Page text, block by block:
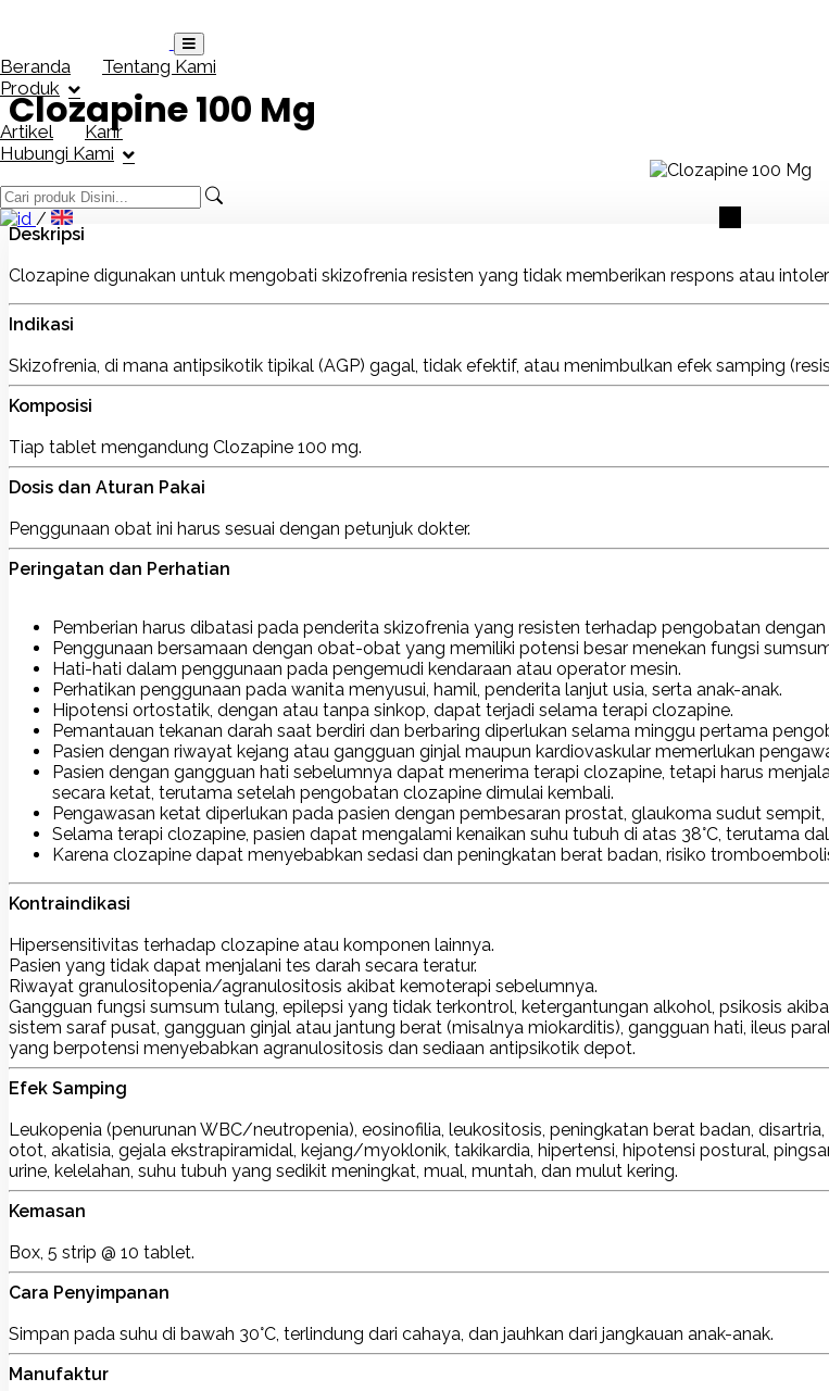
Beranda
Tentang Kami
Produk
Artikel
Karir
Hubungi Kami
/
Clozapine 100 Mg
Deskripsi
Clozapine digunakan untuk mengobati skizofrenia resisten yang tidak memberikan respons atau
Indikasi
Skizofrenia, di mana antipsikotik tipikal (AGP) gagal, tidak efektif, atau menimbulkan efek samping
Komposisi
Tiap tablet mengandung Clozapine 100 mg.
Dosis dan Aturan Pakai
Penggunaan obat ini harus sesuai dengan petunjuk dokter.
Peringatan dan Perhatian
Pemberian harus dibatasi pada penderita skizofrenia yang resisten terhadap pengobatan
Penggunaan bersamaan dengan obat-obat yang memiliki potensi besar menekan fungsi
Hati-hati dalam penggunaan pada pengemudi kendaraan atau operator mesin.
Perhatikan penggunaan pada wanita menyusui, hamil, penderita lanjut usia, serta anak-anak.
Hipotensi ortostatik, dengan atau tanpa sinkop, dapat terjadi selama terapi clozapine.
Pemantauan tekanan darah saat berdiri dan berbaring diperlukan selama minggu pertama
Pasien dengan riwayat kejang atau gangguan ginjal maupun kardiovaskular memerlukan
Pasien dengan gangguan hati sebelumnya dapat menerima terapi clozapine, tetapi harus
secara ketat, terutama setelah pengobatan clozapine dimulai kembali.
Pengawasan ketat diperlukan pada pasien dengan pembesaran prostat, glaukoma sudut sempit,
Selama terapi clozapine, pasien dapat mengalami kenaikan suhu tubuh di atas 38°C, terutama
Karena clozapine dapat menyebabkan sedasi dan peningkatan berat badan, risiko
Kontraindikasi
Hipersensitivitas terhadap clozapine atau komponen lainnya.
Pasien yang tidak dapat menjalani tes darah secara teratur.
Riwayat granulositopenia/agranulositosis akibat kemoterapi sebelumnya.
Gangguan fungsi sumsum tulang, epilepsi yang tidak terkontrol, ketergantungan alkohol, psikosis
sistem saraf pusat, gangguan ginjal atau jantung berat (misalnya miokarditis), gangguan hati, ileus
yang berpotensi menyebabkan agranulositosis dan sediaan antipsikotik depot.
Efek Samping
Leukopenia (penurunan WBC/neutropenia), eosinofilia, leukositosis, peningkatan berat badan,
otot, akatisia, gejala ekstrapiramidal, kejang/myoklonik, takikardia, hipertensi, hipotensi postural,
urine, kelelahan, suhu tubuh yang sedikit meningkat, mual, muntah, dan mulut kering.
Kemasan
Box, 5 strip @ 10 tablet.
Cara Penyimpanan
Simpan pada suhu di bawah 30°C, terlindung dari cahaya, dan jauhkan dari jangkauan anak-anak.
Manufaktur